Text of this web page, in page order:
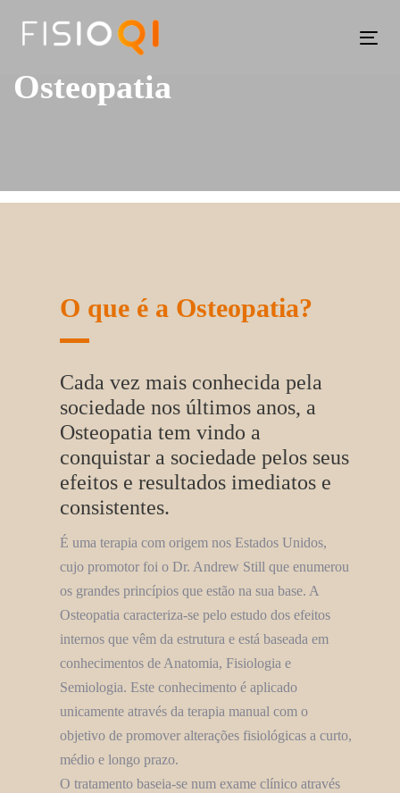
links
navigation
Osteopatia
O que é a Osteopatia?
Cada vez mais conhecida pela
sociedade nos últimos anos, a
Osteopatia tem vindo a
conquistar a sociedade pelos seus
efeitos e resultados imediatos e
consistentes.
É uma terapia com origem nos Estados Unidos,
cujo promotor foi o Dr. Andrew Still que enumerou
os grandes princípios que estão na sua base. A
Osteopatia caracteriza-se pelo estudo dos efeitos
internos que vêm da estrutura e está baseada em
conhecimentos de Anatomia, Fisiologia e
Semiologia. Este conhecimento é aplicado
unicamente através da terapia manual com o
objetivo de promover alterações fisiológicas a curto,
médio e longo prazo.
O tratamento baseia-se num exame clínico através